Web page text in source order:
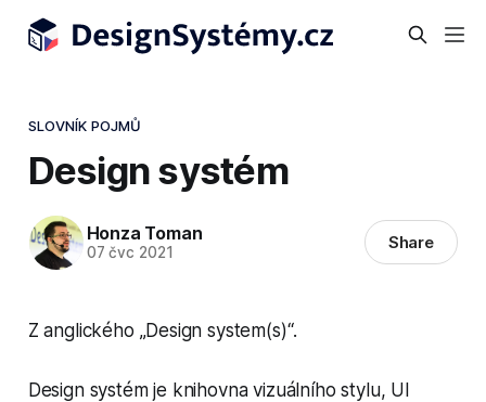
SLOVNÍK POJMŮ
Design systém
Honza Toman
07 čvc 2021 Share
Z anglického „Design system(s)“.
Design systém je knihovna vizuálního stylu, UI